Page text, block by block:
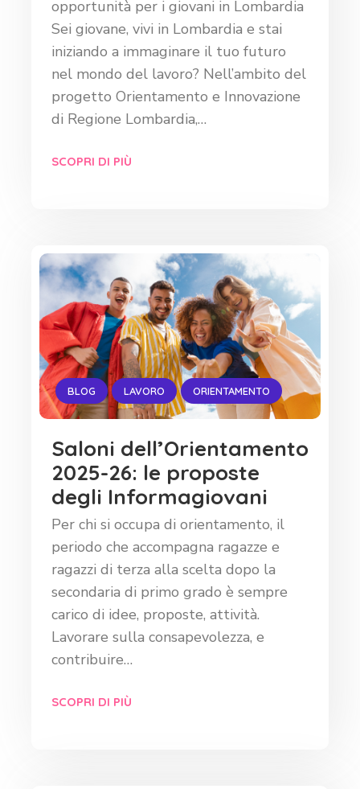
opportunità per i giovani in Lombardia
Sei giovane, vivi in Lombardia e stai
iniziando a immaginare il tuo futuro
nel mondo del lavoro? Nell’ambito del
progetto Orientamento e Innovazione
di Regione Lombardia,…
SCOPRI DI PIÙ
BLOG LAVORO ORIENTAMENTO
Saloni dell’Orientamento
2025-26: le proposte
degli Informagiovani
Per chi si occupa di orientamento, il
periodo che accompagna ragazze e
ragazzi di terza alla scelta dopo la
secondaria di primo grado è sempre
carico di idee, proposte, attività.
Lavorare sulla consapevolezza, e
contribuire…
SCOPRI DI PIÙ